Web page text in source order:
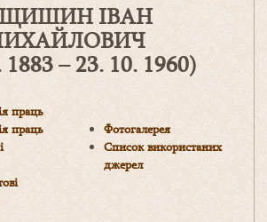
ІВАН
1883 – 23. 10. 1960)
праць
праць
Фотогалерея
Список використаних
джерел